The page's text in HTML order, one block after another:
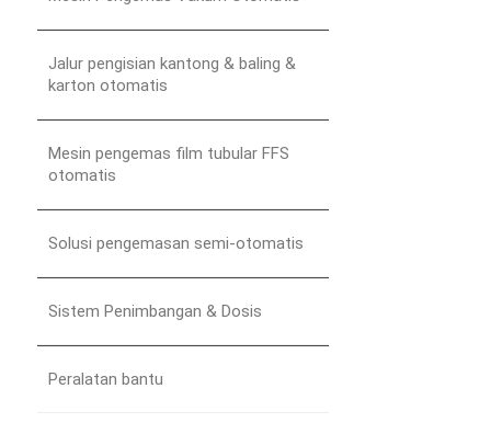
Jalur pengisian kantong & baling &
karton otomatis
Mesin pengemas film tubular FFS
otomatis
Solusi pengemasan semi-otomatis
Sistem Penimbangan & Dosis
Peralatan bantu